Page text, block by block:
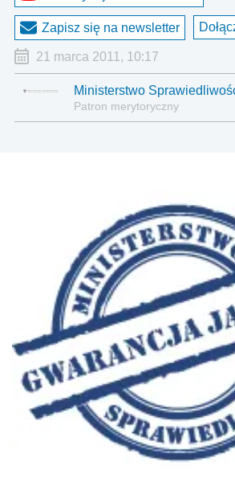
Zapisz się na newsletter
21 marca 2011, 10:17
Ministerstwo
Patron merytoryczny